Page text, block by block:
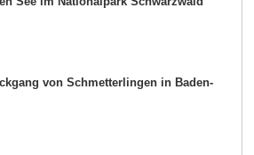
von Schmetterlingen in Baden-